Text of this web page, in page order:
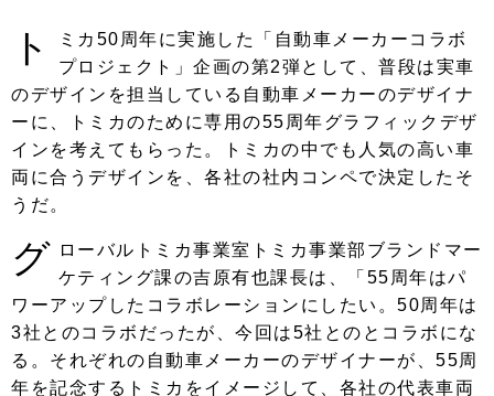
ト
ミカ50周年に実施した「自動車メーカーコラボ
プロジェクト」企画の第2弾として、普段は実車
のデザインを担当している自動車メーカーのデザイナ
ーに、トミカのために専用の55周年グラフィックデザ
インを考えてもらった。トミカの中でも人気の高い車
両に合うデザインを、各社の社内コンペで決定したそ
うだ。
グ ローバルトミカ事業室トミカ事業部ブランドマー
ケティング課の吉原有也課長は、「55周年はパ
ワーアップしたコラボレーションにしたい。50周年は
3社とのコラボだったが、今回は5社とのとコラボにな
る。それぞれの自動車メーカーのデザイナーが、55周
年を記念するトミカをイメージして、各社の代表車両